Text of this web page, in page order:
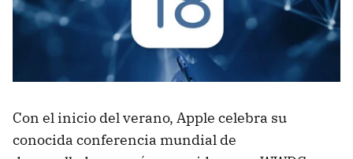
Con el inicio del verano, Apple celebra su
conocida conferencia mundial de